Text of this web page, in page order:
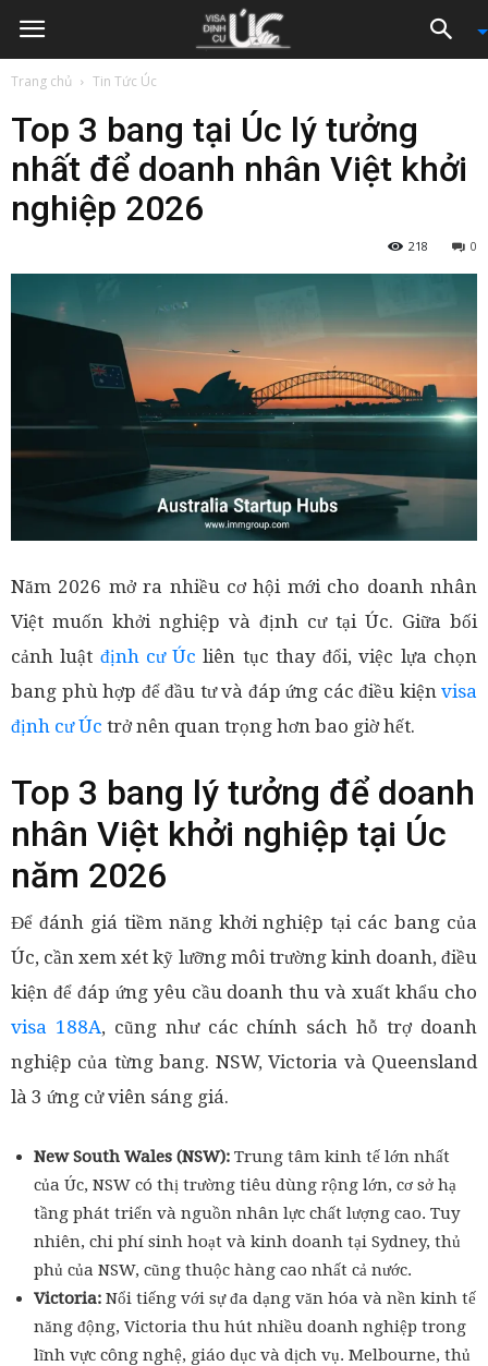
Trang chủ Tin Tức Úc
Top 3 bang tại Úc lý tưởng
nhất để doanh nhân Việt khởi
nghiệp 2026
0
218
Năm 2026 mở ra nhiều cơ hội mới cho doanh nhân
Việt muốn khởi nghiệp và định cư tại Úc. Giữa bối
cảnh luật định cư Úc liên tục thay đổi, việc lựa chọn
bang phù hợp để đầu tư và đáp ứng các điều kiện visa
định cư Úc trở nên quan trọng hơn bao giờ hết.
Top 3 bang lý tưởng để doanh
nhân Việt khởi nghiệp tại Úc
năm 2026
Để đánh giá tiềm năng khởi nghiệp tại các bang của
Úc, cần xem xét kỹ lưỡng môi trường kinh doanh, điều
kiện để đáp ứng yêu cầu doanh thu và xuất khẩu cho
visa 188A, cũng như các chính sách hỗ trợ doanh
nghiệp của từng bang. NSW, Victoria và Queensland
là 3 ứng cử viên sáng giá.
New South Wales (NSW): Trung tâm kinh tế lớn nhất
của Úc, NSW có thị trường tiêu dùng rộng lớn, cơ sở hạ
tầng phát triển và nguồn nhân lực chất lượng cao. Tuy
nhiên, chi phí sinh hoạt và kinh doanh tại Sydney, thủ
phủ của NSW, cũng thuộc hàng cao nhất cả nước.
Victoria: Nổi tiếng với sự đa dạng văn hóa và nền kinh tế
năng động, Victoria thu hút nhiều doanh nghiệp trong
lĩnh vực công nghệ, giáo dục và dịch vụ. Melbourne, thủ